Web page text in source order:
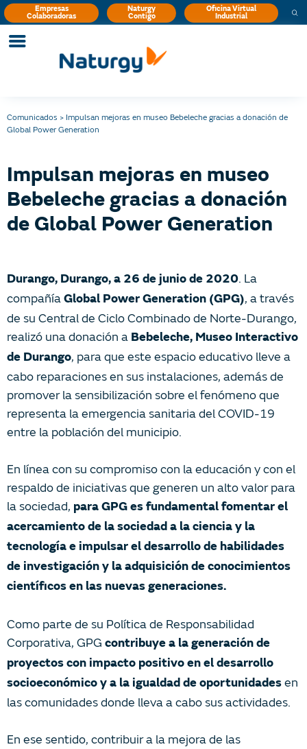
Empresas
Colaboradoras
Naturgy
Contigo
Oficina Virtual
Industrial
Comunicados > Impulsan mejoras en museo Bebeleche gracias a donación de
Global Power Generation
Impulsan mejoras en museo
Bebeleche gracias a donación
de Global Power Generation
Durango, Durango, a 26 de junio de 2020. La
compañía Global Power Generation (GPG), a través
de su Central de Ciclo Combinado de Norte-Durango,
realizó una donación a Bebeleche, Museo Interactivo
de Durango, para que este espacio educativo lleve a
cabo reparaciones en sus instalaciones, además de
promover la sensibilización sobre el fenómeno que
representa la emergencia sanitaria del COVID-19
entre la población del municipio.
En línea con su compromiso con la educación y con el
respaldo de iniciativas que generen un alto valor para
la sociedad, para GPG es fundamental fomentar el
acercamiento de la sociedad a la ciencia y la
tecnología e impulsar el desarrollo de habilidades
de investigación y la adquisición de conocimientos
científicos en las nuevas generaciones.
Como parte de su Política de Responsabilidad
Corporativa, GPG contribuye a la generación de
proyectos con impacto positivo en el desarrollo
socioeconómico y a la igualdad de oportunidades en
las comunidades donde lleva a cabo sus actividades.
En ese sentido, contribuir a la mejora de las